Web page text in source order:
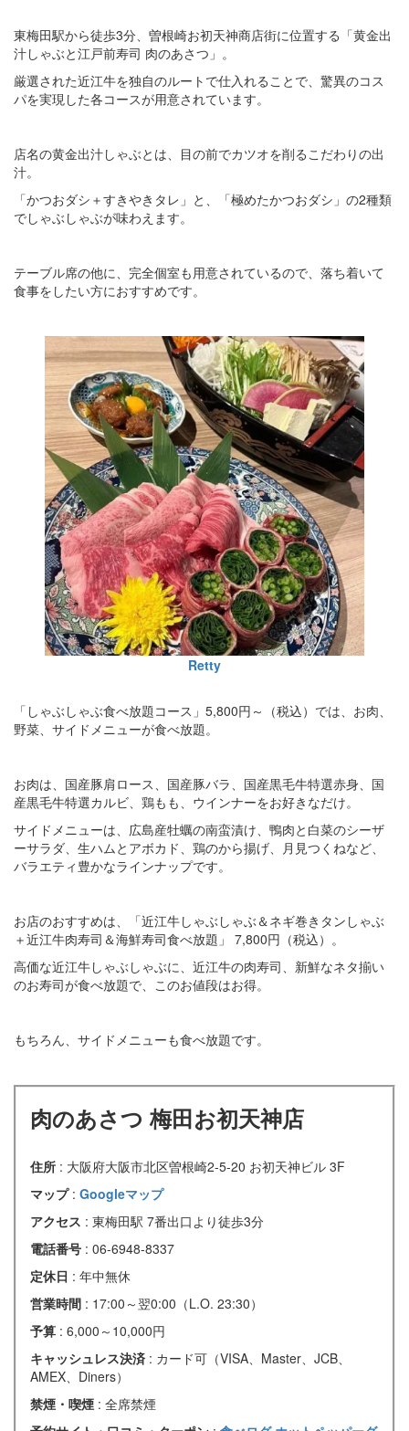
東梅田駅から徒歩3分、曽根崎お初天神商店街に位置する「黄金出
汁しゃぶと江戸前寿司 肉のあさつ」。
厳選された近江牛を独自のルートで仕入れることで、驚異のコス
パを実現した各コースが用意されています。
店名の黄金出汁しゃぶとは、目の前でカツオを削るこだわりの出
汁。
「かつおダシ＋すきやきタレ」と、「極めたかつおダシ」の2種類
でしゃぶしゃぶが味わえます。
テーブル席の他に、完全個室も用意されているので、落ち着いて
食事をしたい方におすすめです。
Retty
「しゃぶしゃぶ食べ放題コース」5,800円～（税込）では、お肉、
野菜、サイドメニューが食べ放題。
お肉は、国産豚肩ロース、国産豚バラ、国産黒毛牛特選赤身、国
産黒毛牛特選カルビ、鶏もも、ウインナーをお好きなだけ。
サイドメニューは、広島産牡蠣の南蛮漬け、鴨肉と白菜のシーザ
ーサラダ、生ハムとアボカド、鶏のから揚げ、月見つくねなど、
バラエティ豊かなラインナップです。
お店のおすすめは、「近江牛しゃぶしゃぶ＆ネギ巻きタンしゃぶ
＋近江牛肉寿司＆海鮮寿司食べ放題」 7,800円（税込）。
高価な近江牛しゃぶしゃぶに、近江牛の肉寿司、新鮮なネタ揃い
のお寿司が食べ放題で、このお値段はお得。
もちろん、サイドメニューも食べ放題です。
肉のあさつ 梅田お初天神店
住所 : 大阪府大阪市北区曽根崎2-5-20 お初天神ビル 3F
マップ : Googleマップ
アクセス : 東梅田駅 7番出口より徒歩3分
電話番号 : 06-6948-8337
定休日 : 年中無休
営業時間 : 17:00～翌0:00（L.O. 23:30）
予算 : 6,000～10,000円
キャッシュレス決済 : カード可（VISA、Master、JCB、
AMEX、Diners）
禁煙・喫煙 : 全席禁煙